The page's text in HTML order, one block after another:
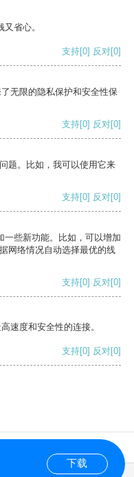
省心。
支持[0] 反对[0]
无限的隐私保护和安全性保
支持[0] 反对[0]
题。比如，我可以使用它来
支持[0] 反对[0]
一些新功能。比如，可以增加
网络情况自动选择最优的线
支持[0] 反对[0]
速度和安全性的连接。
支持[0] 反对[0]
下载